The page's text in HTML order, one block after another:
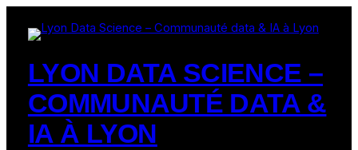
LYON DATA SCIENCE –
COMMUNAUTÉ DATA &
IA À LYON